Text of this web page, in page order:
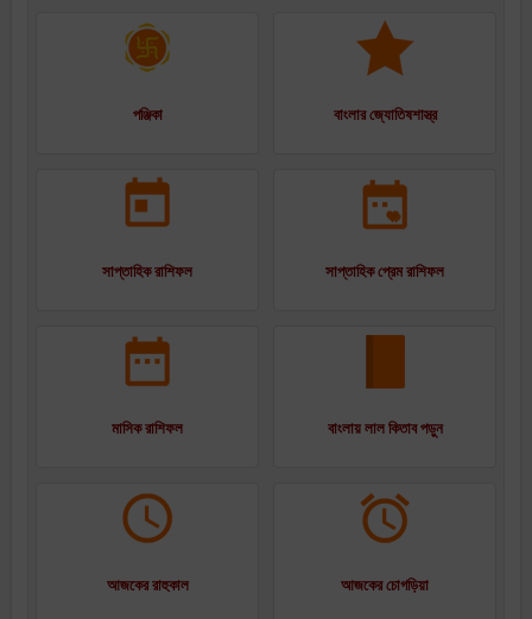
পঞ্জিকা বাংলার জ্যোতিষশাস্ত্র
সাপ্তাহিক রাশিফল সাপ্তাহিক প্রেম রাশিফল
মাসিক রাশিফল বাংলায় লাল কিতাব পড়ুন
আজকের রাহুকাল আজকের চোগড়িয়া